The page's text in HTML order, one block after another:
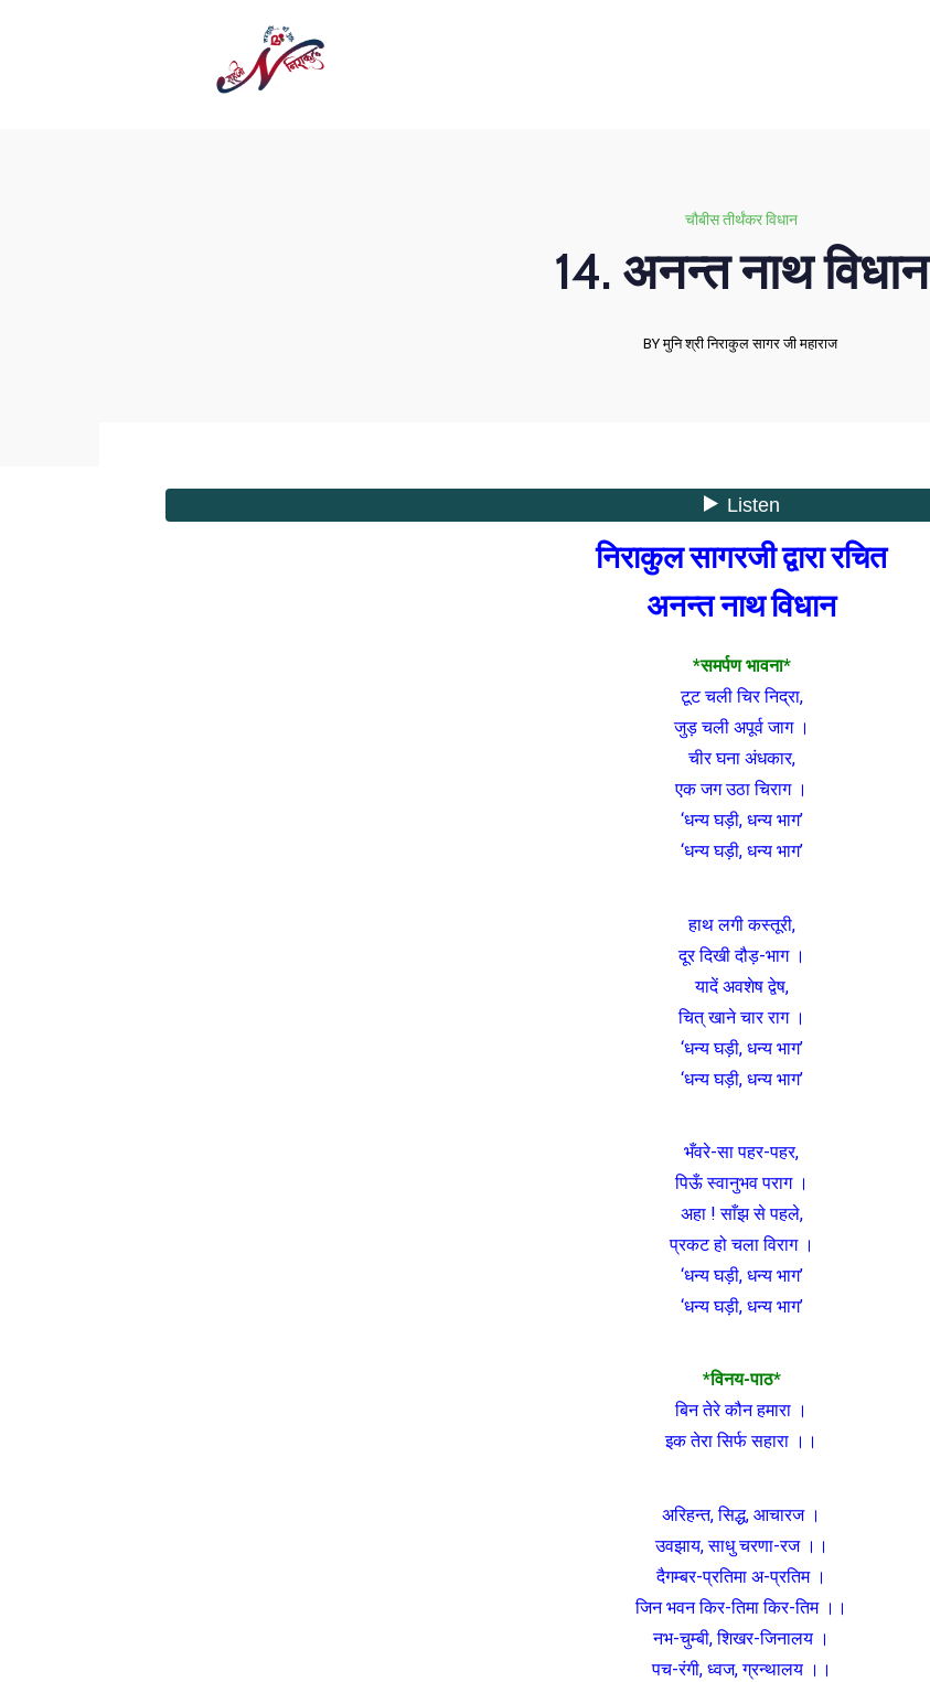
चौबीस तीर्थंकर विधान
14. अनन्त नाथ विधान
BY मुनि श्री निराकुल सागर जी महाराज
निराकुल सागरजी द्वारा रचित
अनन्त नाथ विधान
*समर्पण भावना*
टूट चली चिर निद्रा,
जुड़ चली अपूर्व जाग ।
चीर घना अंधकार,
एक जग उठा चिराग ।
‘धन्य घड़ी, धन्य भाग’
‘धन्य घड़ी, धन्य भाग’
हाथ लगी कस्तूरी,
दूर दिखी दौड़-भाग ।
यादें अवशेष द्वेष,
चित् खाने चार राग ।
‘धन्य घड़ी, धन्य भाग’
‘धन्य घड़ी, धन्य भाग’
भँवरे-सा पहर-पहर,
पिऊँ स्वानुभव पराग ।
अहा ! साँझ से पहले,
प्रकट हो चला विराग ।
‘धन्य घड़ी, धन्य भाग’
‘धन्य घड़ी, धन्य भाग’
*विनय-पाठ*
बिन तेरे कौन हमारा ।
इक तेरा सिर्फ सहारा ।।
अरिहन्त, सिद्ध, आचारज ।
उवझाय, साधु चरणा-रज ।।
दैगम्बर-प्रतिमा अ-प्रतिम ।
जिन भवन किर-तिमा किर-तिम ।।
नभ-चुम्बी, शिखर-जिनालय ।
पच-रंगी, ध्वज, ग्रन्थालय ।।